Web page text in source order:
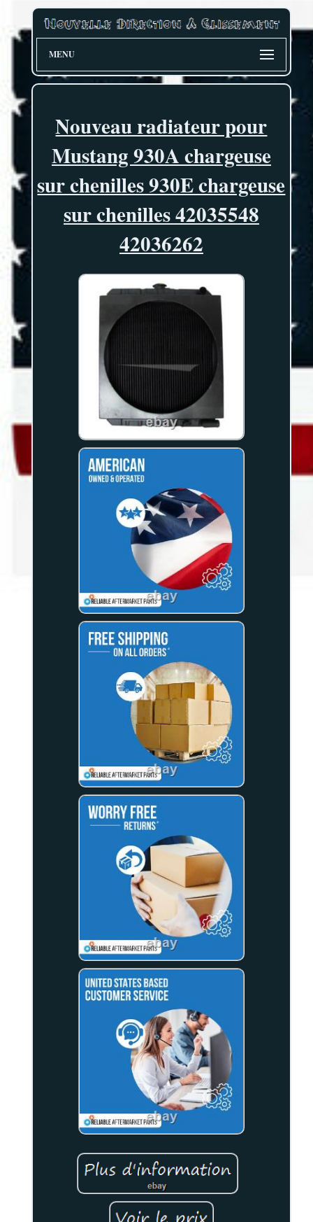
MENU
Nouveau radiateur pour
Mustang 930A chargeuse
sur chenilles 930E chargeuse
sur chenilles 42035548
42036262